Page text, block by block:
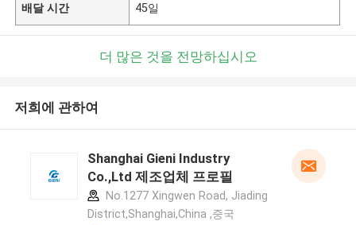
배달 시간 45일
더 많은 것을 전망하십시오
저희에 관하여
Shanghai Gieni Industry
Co.,Ltd 제조업체 프로필
No.1277 Xingwen Road, Jiading
District,Shanghai,China ,중국